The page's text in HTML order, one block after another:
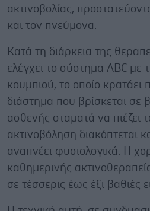
ακτινοβολίας,
και τον πνεύμονα.
Κατά τη διάρκεια της
ελέγχει το σύστημα ABC με
κουμπιού, το οποίο κρατάει
διάστημα που βρίσκεται σε
ασθενής σταματά να πιέζει
ακτινοβόληση διακόπτεται
αναπνέει φυσιολογικά. Η
καθημερινής
σε τέσσερις έως έξι βαθιές